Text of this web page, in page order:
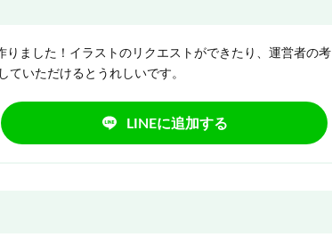
ました！イラストのリクエストができたり、運営者の考
いただけるとうれしいです。
LINEに追加する